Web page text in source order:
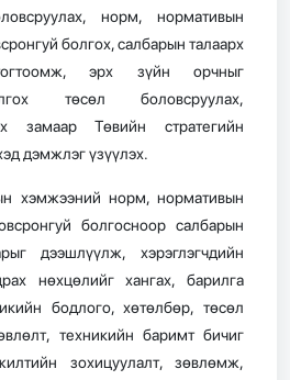
норм, нормативын
болгох, салбарын талаарх
эрх зүйн орчныг
төсөл боловсруулах,
замаар Төвийн стратегийн
дэмжлэг үзүүлэх.
хэмжээний норм, нормативын
болгосноор салбарын
дээшлүүлж, хэрэглэгчдийн
нөхцөлийг хангах, барилга
бодлого, хөтөлбөр, төсөл
техникийн баримт бичиг
зохицуулалт, зөвлөмж,